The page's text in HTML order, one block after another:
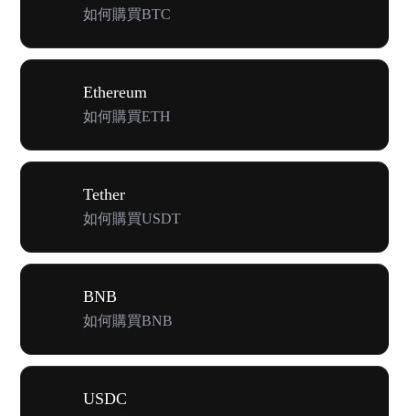
如何購買BTC
Ethereum
如何購買ETH
Tether
如何購買USDT
BNB
如何購買BNB
USDC